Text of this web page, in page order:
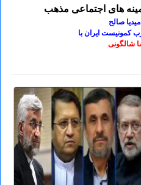
های اجتماعی مذهب
صالح
کمونیست ایران با
شالگونی